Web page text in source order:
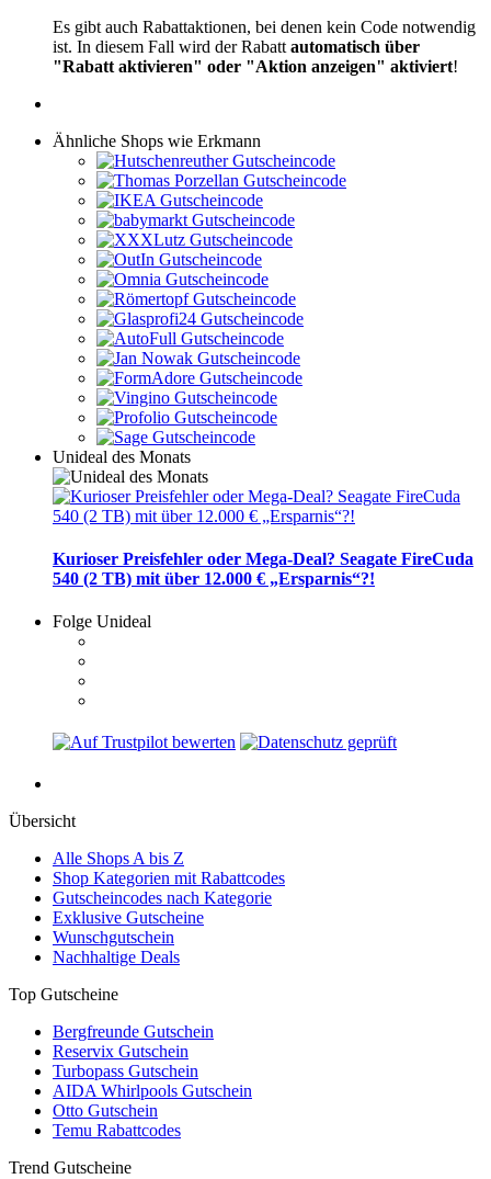
Es gibt auch Rabattaktionen, bei denen kein Code notwendig
ist. In diesem Fall wird der Rabatt automatisch über
"Rabatt aktivieren" oder "Aktion anzeigen" aktiviert!
Ähnliche Shops wie Erkmann
Unideal des Monats
Kurioser Preisfehler oder Mega-Deal? Seagate FireCuda
540 (2 TB) mit über 12.000 € „Ersparnis“?!
Folge Unideal
Übersicht
Alle Shops A bis Z
Shop Kategorien mit Rabattcodes
Gutscheincodes nach Kategorie
Exklusive Gutscheine
Wunschgutschein
Nachhaltige Deals
Top Gutscheine
Bergfreunde Gutschein
Reservix Gutschein
Turbopass Gutschein
AIDA Whirlpools Gutschein
Otto Gutschein
Temu Rabattcodes
Trend Gutscheine